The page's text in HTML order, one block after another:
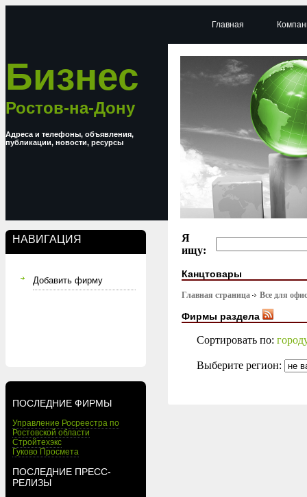
Бизнес
Ростов-на-Дону
Адреса и телефоны, объявления,
публикации, новости, ресурсы
НАВИГАЦИЯ
Добавить фирму
ПОСЛЕДНИЕ ФИРМЫ
Управление Росреестра по
Ростовской области
Стройтехэкс
Гуково Просмета
ПОСЛЕДНИЕ ПРЕСС-
РЕЛИЗЫ
Главная
Я
ищу:
Канцтовары
Главная страница Все для
Фирмы раздела
Сортировать по:
Выберите регион: